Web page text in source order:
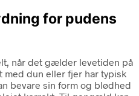
for pudens
når det gælder levetiden på
dun eller fjer har typisk
bevare sin form og blødhed